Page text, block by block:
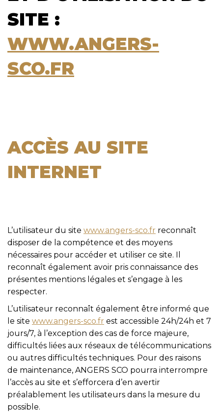
SITE :
WWW.ANGERS-
SCO.FR
ACCÈS AU SITE
INTERNET
L’utilisateur du site www.angers-sco.fr reconnaît
disposer de la compétence et des moyens
nécessaires pour accéder et utiliser ce site. Il
reconnaît également avoir pris connaissance des
présentes mentions légales et s’engage à les
respecter.
L’utilisateur reconnaît également être informé que
le site www.angers-sco.fr est accessible 24h/24h et 7
jours/7, à l’exception des cas de force majeure,
difficultés liées aux réseaux de télécommunications
ou autres difficultés techniques. Pour des raisons
de maintenance, ANGERS SCO pourra interrompre
l’accès au site et s’efforcera d’en avertir
préalablement les utilisateurs dans la mesure du
possible.